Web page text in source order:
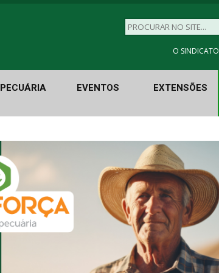
O SINDICATO
PECUÁRIA EVENTOS EXTENSÕES